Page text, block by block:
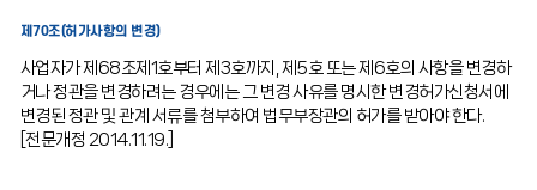
제70조(허가사항의 변경)
사업자가 제68조제1호부터 제3호까지, 제5호 또는 제6호의 사항을 변경하
거나 정관을 변경하려는 경우에는 그 변경 사유를 명시한 변경허가신청서에
변경된 정관 및 관계 서류를 첨부하여 법무부장관의 허가를 받아야 한다.
[전문개정 2014.11.19.]